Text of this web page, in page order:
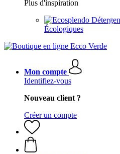
Plus d'inspiration
Écologiques
Mon compte
Identifiez-vous
Nouveau client ?
Créer un compte